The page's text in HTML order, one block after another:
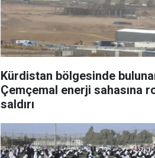
Kürdistan bölgesinde
Çemçemal enerji sahasına
saldırı